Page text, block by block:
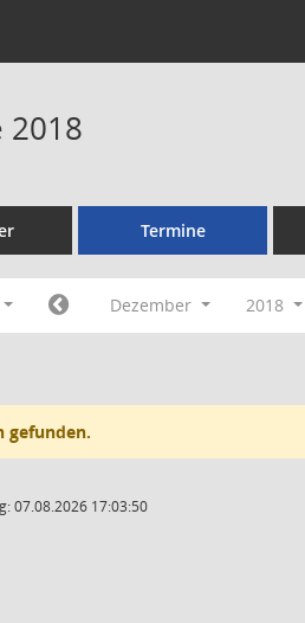
2018
Termine
Dezember 2018
gefunden.
07.08.2026 17:03:50